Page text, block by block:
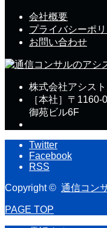
会社概要
プライバシーポ
お問い合わせ
株式会社アシス
［本社］〒
御苑ビル6F
Twitter
Facebook
RSS
Copyright © 通信コン
PAGE TOP